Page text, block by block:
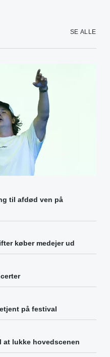
SE ALLE
til afdød ven på
køber medejer ud
på festival
at lukke hovedscenen